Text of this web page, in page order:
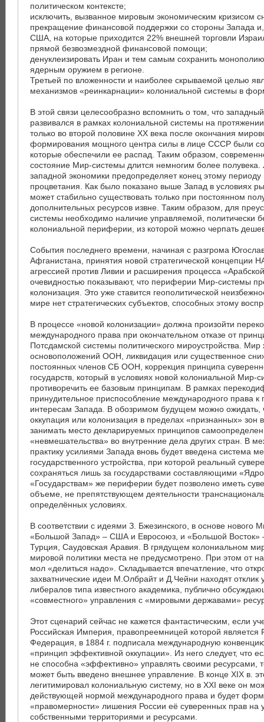
политическом контексте;
исключить, вызванное мировым экономическим кризисом
прекращение финансовой поддержки со стороны Запада
США, на которые приходится 22% внешней торговли
прямой безвозмездной финансовой помощи;
денуклеизировать Иран и тем самым сохранить
ядерным оружием в регионе.
Третьей по вложенности и наиболее скрываемой целью
механизмов «реинкарнации» колониальной системы в
В этой связи целесообразно вспомнить о том, что
развивался в рамках колониальной системы на
только во второй половине ХХ века после окончания
формирования мощного центра силы в лице СССР были
которые обеспечили ее распад. Таким образом,
состояние Мир-системы длится немногим более полувека.
западной экономики предопределяет конец этому периоду
процветания. Как было показано выше Запад в условиях
может стабильно существовать только при постоянном
дополнительных ресурсов извне. Таким образом, для
системы необходимо наличие управляемой, политически
колониальной периферии, из которой можно черпать
События последнего времени, начиная с разгрома
Афганистана, принятия новой стратегической концепции
агрессией против Ливии и расширения процесса
очевидностью показывают, что периферии Мир-системы
колонизация. Это уже ставится геополитической
мире нет стратегических субъектов, способных этому
В процессе «новой колонизации» должна произойти
международного права при окончательном отказе от
Потсдамской системы политического мироустройства.
основоположений ООН, ликвидация или существенное
постоянных членов СБ ООН, коррекция принципа
государств, который в условиях новой колониальной Мир-
противоречить ее базовым принципам. В рамках
принудительное приспособление международного права к
интересам Запада. В обозримом будущем можно ожидать,
оккупация или колонизация в пределах «признанных» зон
занимать место декларируемых принципов
«невмешательства» во внутренние дела других стран. В
практику усилиями Запада вновь будет введена система
государственного устройства, при которой реальный
сохраняться лишь за государствами составляющими
«Государствам» же периферии будет позволено иметь
объеме, не препятствующем деятельности
определённых условиях.
В соответствии с идеями З. Бжезинского, в основе нового
«Большой Запад» – США и Евросоюз, и «Большой Восток»
Турция, Саудовская Аравия. В грядущем колониальном
мировой политики места не предусмотрено. При этом от
мол «делиться надо». Складывается впечатление, что
захватнические идеи М.Олбрайт и Д.Чейни находят отклик
либералов типа известного академика, публично
«совместного» управления с «мировыми державами»
Этот сценарий сейчас не кажется фантастическим, если
Российская Империя, правопреемницей которой является
Федерация, в 1884 г. подписала международную
«принцип эффективной оккупации». Из него следует, что
не способна «эффективно» управлять своими ресурсами,
может быть введено внешнее управление. В конце XIX в.
легитимировал колониальную систему, но в XXI веке он
действующей нормой международного права и будет
«правомерности» лишения России её суверенных прав на
собственными территориями и ресурсами.